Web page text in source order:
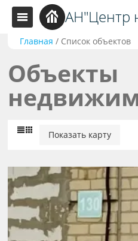
АН"Центр
Главная / Список объектов
Объекты
Показать карту